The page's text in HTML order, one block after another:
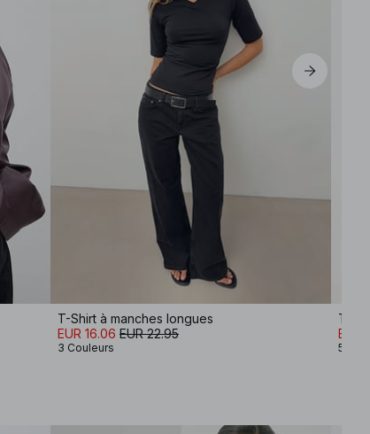
T-Shirt à manches longues
EUR 16.06 EUR 22.95
3 Couleurs
T-
EUR
5